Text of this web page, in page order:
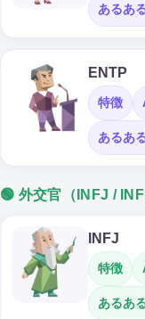
あるあ
ENTP
特徴
あるあ
🟢 外交官（INFJ /
INFJ
特徴
あるあ